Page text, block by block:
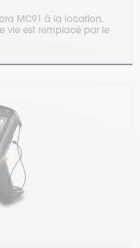
MC91 à la location.
vie est remplacé par le